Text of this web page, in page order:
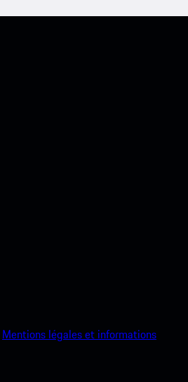
Mentions légales et informations